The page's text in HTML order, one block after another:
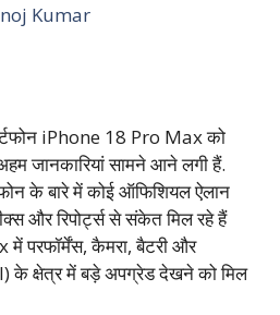
Kumar
iPhone 18 Pro Max को
जानकारियां सामने आने लगी हैं.
के बारे में कोई ऑफिशियल ऐलान
और रिपोर्ट्स से संकेत मिल रहे हैं
परफॉर्मेंस, कैमरा, बैटरी और
के क्षेत्र में बड़े अपग्रेड देखने को मिल